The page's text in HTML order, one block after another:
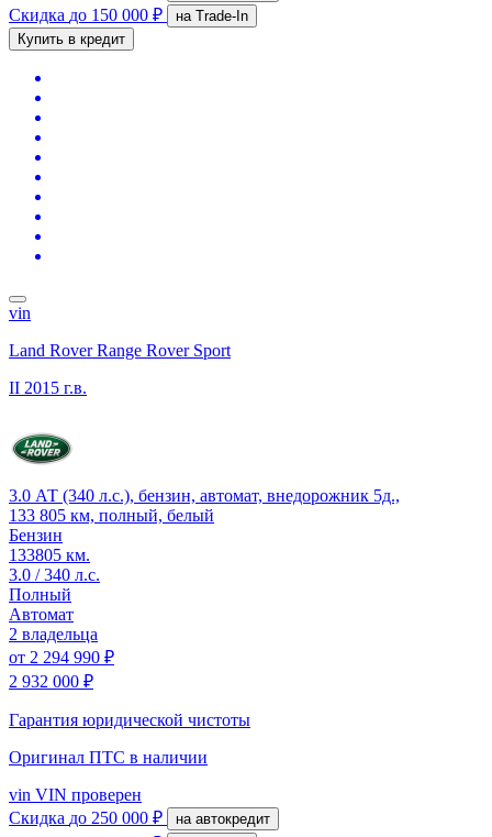
Скидка до 150 000 ₽
на Trade-In
Купить в кредит
vin
Land Rover Range Rover Sport
II 2015 г.в.
3.0 АТ (340 л.с.), бензин, автомат, внедорожник 5д.,
133 805 км, полный, белый
Бензин
133805 км.
3.0 / 340 л.с.
Полный
Автомат
2 владельца
от 2 294 990 ₽
2 932 000 ₽
Гарантия юридической чистоты
Оригинал ПТС в наличии
vin VIN проверен
Скидка до 250 000 ₽ на автокредит